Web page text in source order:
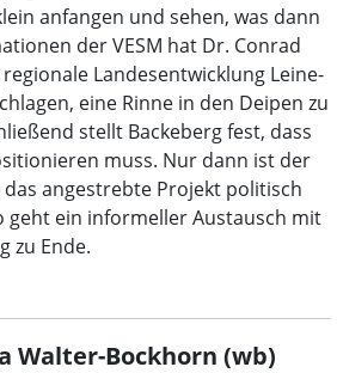
anfangen und sehen, was dann
der VESM hat Dr. Conrad
Landesentwicklung Leine-
eine Rinne in den Deipen zu
stellt Backeberg fest, dass
muss. Nur dann ist der
angestrebte Projekt politisch
geht ein informeller Austausch mit
zu Ende.
Walter-Bockhorn (wb)